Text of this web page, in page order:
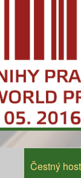
Čestný host